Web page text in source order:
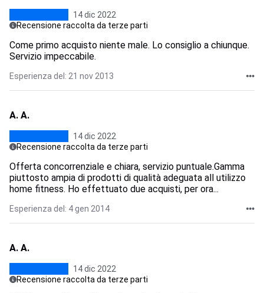
14 dic 2022
Recensione raccolta da terze parti
Come primo acquisto niente male. Lo consiglio a chiunque.
Servizio impeccabile.
Esperienza del: 21 nov 2013
A. A.
14 dic 2022
Recensione raccolta da terze parti
Offerta concorrenziale e chiara, servizio puntuale.Gamma
piuttosto ampia di prodotti di qualità adeguata all utilizzo
home fitness. Ho effettuato due acquisti, per ora...
Esperienza del: 4 gen 2014
A. A.
14 dic 2022
Recensione raccolta da terze parti